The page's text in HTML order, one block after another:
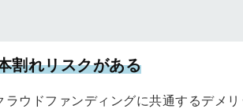
割れリスクがある
ラウドファンディングに共通するデメ